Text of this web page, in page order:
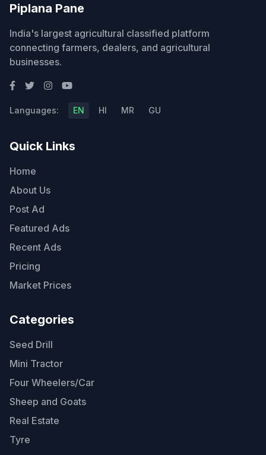
Piplana Pane
India's largest agricultural classified platform
connecting farmers, dealers, and agricultural
businesses.
Languages: EN HI MR GU
Quick Links
Home
About Us
Post Ad
Featured Ads
Recent Ads
Pricing
Market Prices
Categories
Seed Drill
Mini Tractor
Four Wheelers/Car
Sheep and Goats
Real Estate
Tyre